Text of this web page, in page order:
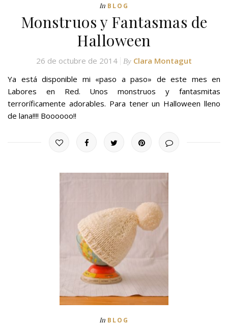
In BLOG
Monstruos y Fantasmas de
Halloween
26 de octubre de 2014 By Clara Montagut
Ya está disponible mi «paso a paso» de este mes en
Labores en Red. Unos monstruos y fantasmitas
terroríficamente adorables. Para tener un Halloween lleno
de lana!!!! Boooooo!!
In BLOG